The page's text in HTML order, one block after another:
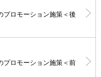
プロモーション施策＜後
プロモーション施策＜前